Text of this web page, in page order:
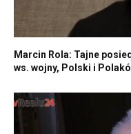
Marcin Rola: Tajne
ws. wojny, Polski i